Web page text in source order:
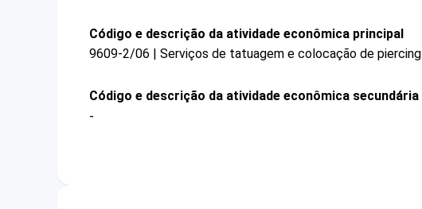
Código e descrição da atividade econômica principal
9609-2/06 | Serviços de tatuagem e colocação de piercing
Código e descrição da atividade econômica secundária
-